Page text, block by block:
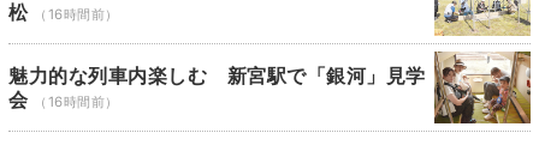
松
（16時間前）
魅力的な列車内楽しむ 新宮駅で「銀河」見学
会
（16時間前）